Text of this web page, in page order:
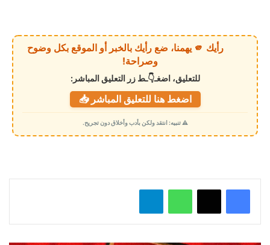
ي
ا
م
ي
رأيك 🫵 يهمنا، ضع رأيك بالخبر أو الموقع بكل وضوح
وصراحة!
للتعليق، اضغـ👇ـط زر التعليق المباشر:
اضغط هنا للتعليق المباشر 📥
⚠️ تنبيه: انتقد ولكن بأدب وأخلاق دون تجريح.
واتساب